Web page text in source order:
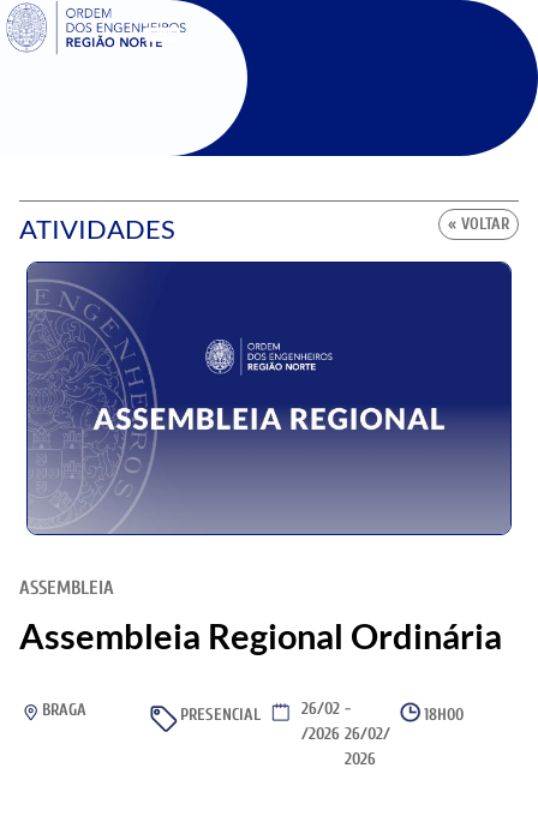
SIGOE
« VOLTAR
ATIVIDADES
ASSEMBLEIA
Assembleia Regional Ordinária
BRAGA PRESENCIAL
26/02
/2026
-
26/02/
2026
18H00